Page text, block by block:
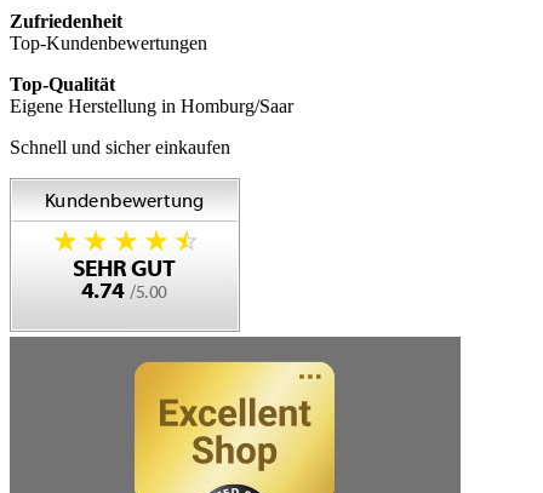
Zufriedenheit
Top-Kundenbewertungen
Top-Qualität
Eigene Herstellung in Homburg/Saar
Schnell und sicher einkaufen